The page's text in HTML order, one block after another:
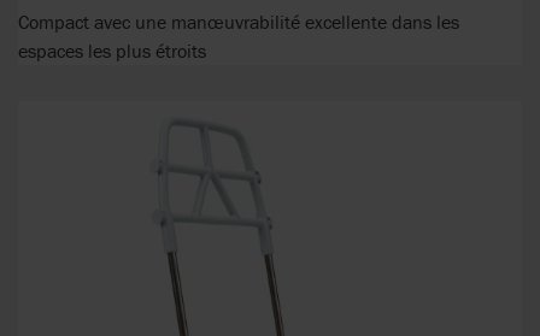
Compact avec une manœuvrabilité excellente dans les
espaces les plus étroits